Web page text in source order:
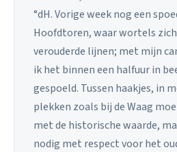
°dH. Vorige week nog een
Hoofdtoren, waar wortels
verouderde lijnen; met mijn
ik het binnen een halfuur in
gespoeld. Tussen haakjes, in
plekken zoals bij de Waag
met de historische waarde,
nodig met respect voor het